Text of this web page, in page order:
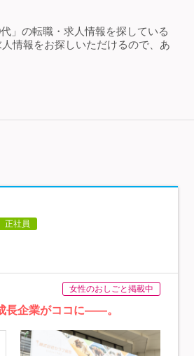
」の転職・求人情報を探している
情報をお探しいただけるので、あ
正社員
女性のおしごと掲載中
長企業がココに――。